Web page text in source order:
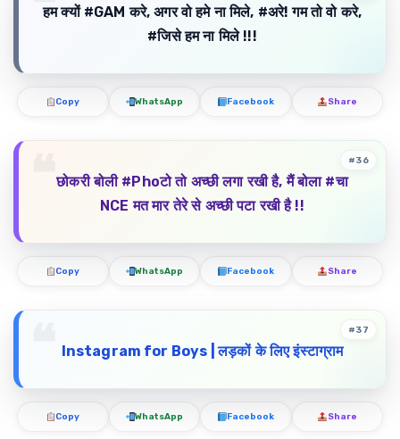
हम क्यों #GAM करे, अगर वो हमे ना मिले, #अरे! गम तो वो करे,
#जिसे हम ना मिले !!!
Copy WhatsApp Facebook Share
छोकरी बोली #Phoटो तो अच्छी लगा रखी है, मैं बोला #चा
NCE मत मार तेरे से अच्छी पटा रखी है !!
#36
Copy WhatsApp Facebook Share
Instagram for Boys |लड़कों के लिए इंस्टाग्राम
#37
Copy WhatsApp Facebook Share